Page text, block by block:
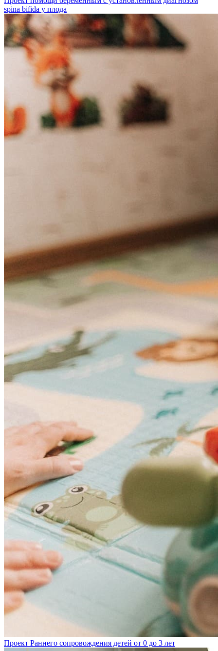
spina bifida у плода
Проект Раннего сопровождения детей от 0 до 3 лет